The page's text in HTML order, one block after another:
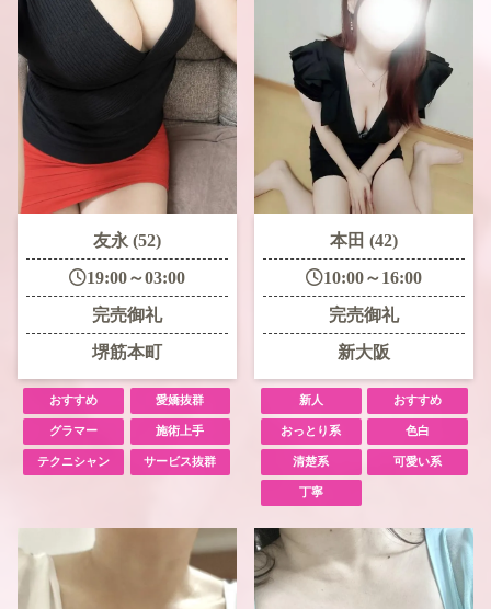
友永 (52)
19:00～03:00
完売御礼
堺筋本町
おすすめ 愛嬌抜群
グラマー 施術上手
テクニシャン サービス抜群
本田 (42)
10:00～16:00
完売御礼
新大阪
新人 おすすめ
おっとり系 色白
清楚系 可愛い系
丁寧